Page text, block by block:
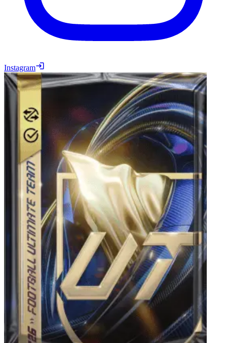
Instagram